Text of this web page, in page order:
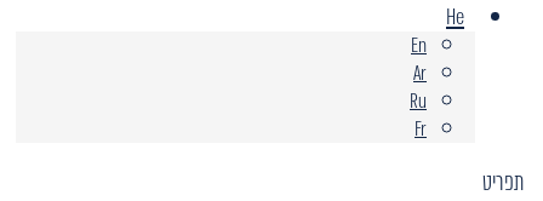
He
En
Ar
Ru
Fr
תפריט